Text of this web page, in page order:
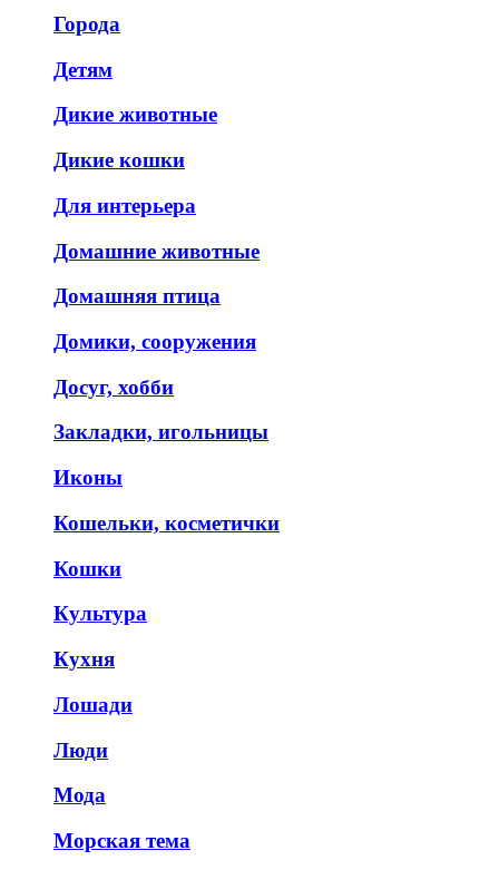
Города
Детям
Дикие животные
Дикие кошки
Для интерьера
Домашние животные
Домашняя птица
Домики, сооружения
Досуг, хобби
Закладки, игольницы
Иконы
Кошельки, косметички
Кошки
Культура
Кухня
Лошади
Люди
Мода
Морская тема